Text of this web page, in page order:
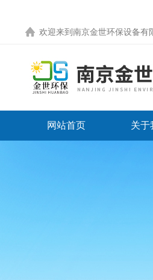
欢迎来到 南京金世环保设备有
网站首页 关于